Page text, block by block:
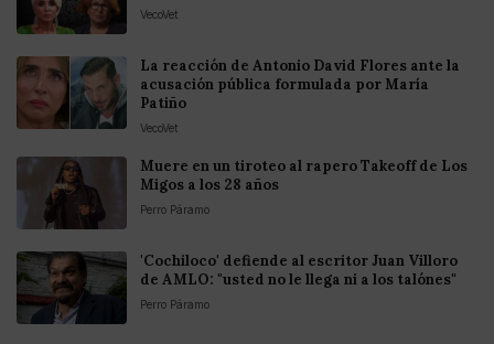
VecoVet
La reacción de Antonio David Flores ante la
acusación pública formulada por María
Patiño
VecoVet
Muere en un tiroteo al rapero Takeoff de Los
Migos a los 28 años
Perro Páramo
'Cochiloco' defiende al escritor Juan Villoro
de AMLO: "usted no le llega ni a los talónes"
Perro Páramo